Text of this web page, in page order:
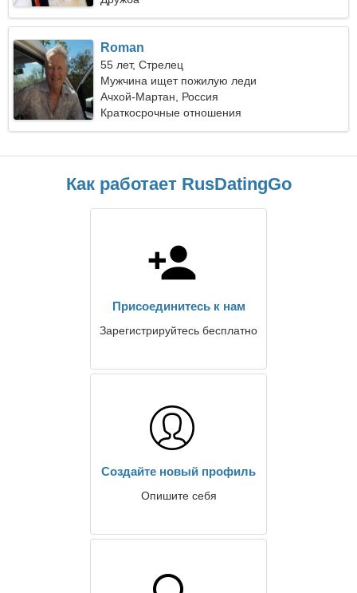
Roman
55 лет, Стрелец
Мужчина ищет пожилую леди
Ачхой-Мартан, Россия
Краткосрочные отношения
Как работает RusDatingGo
Присоединитесь к нам
Зарегистрируйтесь бесплатно
Создайте новый профиль
Опишите себя